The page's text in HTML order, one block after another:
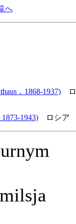
へ
，1868-1937) ロ
1943) ロシア